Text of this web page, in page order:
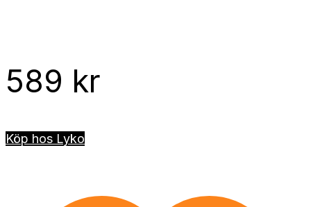
589 kr
Köp hos Lyko